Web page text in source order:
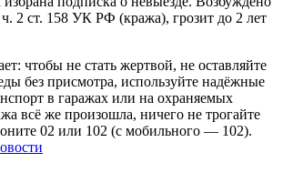
2 ст. 158 УК РФ (кража), грозит до 2 лет
чтобы не стать жертвой, не оставляйте
без присмотра, используйте надёжные
в гаражах или на охраняемых
всё же произошла, ничего не трогайте
02 или 102 (с мобильного — 102).